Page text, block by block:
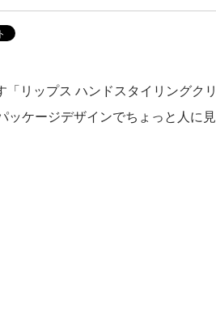
「リップス ハンドスタイリングクリ
ッケージデザインでちょっと人に見